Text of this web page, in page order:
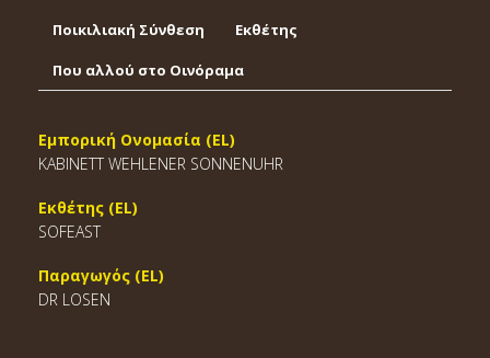
Ποικιλιακή Σύνθεση Εκθέτης
Που αλλού στο Οινόραμα
Εμπορική Ονομασία (EL)
KABINETT WEHLENER SONNENUHR
Εκθέτης (EL)
SOFEAST
Παραγωγός (EL)
DR LOSEN